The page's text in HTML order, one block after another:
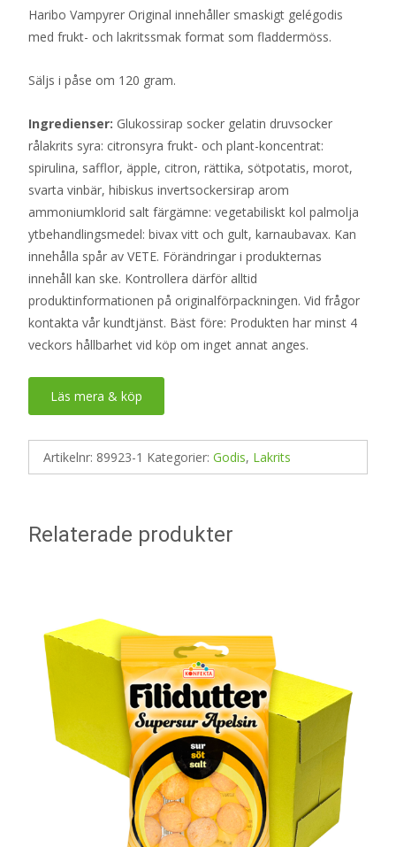
Haribo Vampyrer Original innehåller smaskigt gelégodis
med frukt- och lakritssmak format som fladdermöss.
Säljs i påse om 120 gram.
Ingredienser: Glukossirap socker gelatin druvsocker
rålakrits syra: citronsyra frukt- och plant-koncentrat:
spirulina, safflor, äpple, citron, rättika, sötpotatis, morot,
svarta vinbär, hibiskus invertsockersirap arom
ammoniumklorid salt färgämne: vegetabiliskt kol palmolja
ytbehandlingsmedel: bivax vitt och gult, karnaubavax. Kan
innehålla spår av VETE. Förändringar i produkternas
innehåll kan ske. Kontrollera därför alltid
produktinformationen på originalförpackningen. Vid frågor
kontakta vår kundtjänst. Bäst före: Produkten har minst 4
veckors hållbarhet vid köp om inget annat anges.
Läs mera & köp
Artikelnr: 89923-1 Kategorier: Godis, Lakrits
Relaterade produkter